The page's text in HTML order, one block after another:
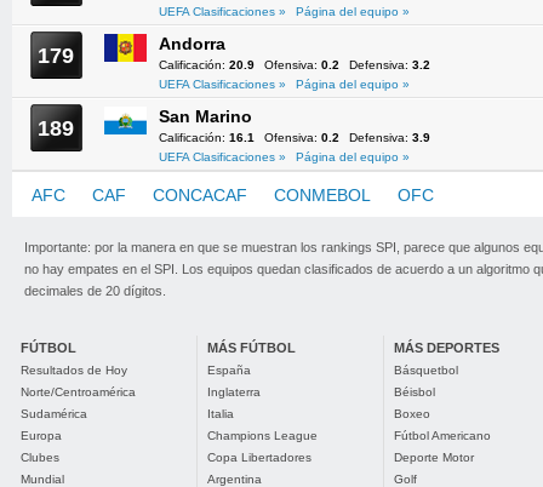
UEFA Clasificaciones »
Página del equipo »
179 Andorra
Calificación: 20.9 Ofensiva: 0.2 Defensiva: 3.2
UEFA Clasificaciones »
Página del equipo »
189 San Marino
Calificación: 16.1 Ofensiva: 0.2 Defensiva: 3.9
UEFA Clasificaciones »
Página del equipo »
AFC CAF CONCACAF CONMEBOL OFC
Importante: por la manera en que se muestran los rankings SPI, parece que algunos
no hay empates en el SPI. Los equipos quedan clasificados de acuerdo a un algoritmo
decimales de 20 dígitos.
FÚTBOL
Resultados de Hoy
Norte/Centroamérica
Sudamérica
Europa
Clubes
Mundial
MÁS FÚTBOL
España
Inglaterra
Italia
Champions League
Copa Libertadores
Argentina
MÁS DEPORTES
Básquetbol
Béisbol
Boxeo
Fútbol Americano
Deporte Motor
Golf